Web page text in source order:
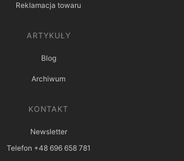
Reklamacja towaru
ARTYKUŁY
Blog
Archiwum
KONTAKT
Newsletter
Telefon +48 696 658 781